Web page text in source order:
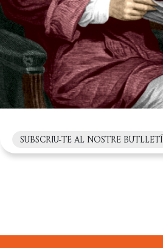
SUBSCRIU-TE AL NOSTRE BUTLLETÍ